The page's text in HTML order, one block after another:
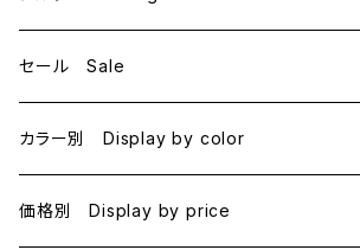
セール Sale
B70
B75
カラー別 Display by color
BLACK
価格別 Display by price